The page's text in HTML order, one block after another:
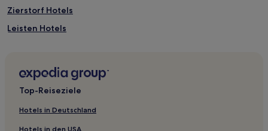
Zierstorf Hotels
Leisten Hotels
Blankenhof Hotels
Top-Reiseziele
Hotels in Deutschland
Hotels in den USA